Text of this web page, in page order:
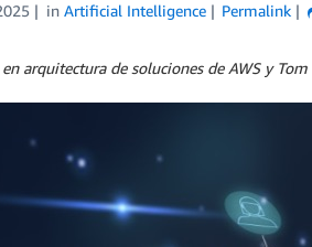
in Artificial Intelligence Permalink
arquitectura de soluciones de AWS y